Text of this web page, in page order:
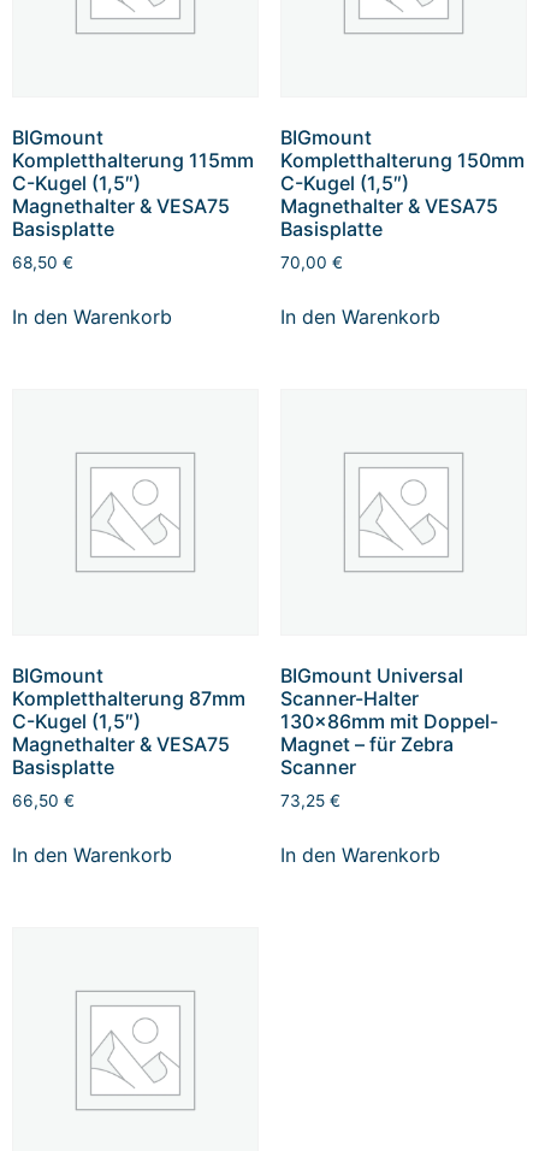
BIGmount
Kompletthalterung 115mm
C-Kugel (1,5″)
Magnethalter & VESA75
Basisplatte
68,50 €
In den Warenkorb
BIGmount
Kompletthalterung 150mm
C-Kugel (1,5″)
Magnethalter & VESA75
Basisplatte
70,00 €
In den Warenkorb
BIGmount
Kompletthalterung 87mm
C-Kugel (1,5″)
Magnethalter & VESA75
Basisplatte
66,50 €
In den Warenkorb
BIGmount Universal
Scanner-Halter
130x86mm mit Doppel-
Magnet – für Zebra
Scanner
73,25 €
In den Warenkorb